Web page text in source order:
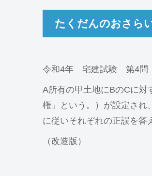
たくだんのおさら
令和4年 宅建試験 第4問
A所有の甲土地にBのCに対
権」という。）が設定され
に従いそれぞれの正誤を答
（改造版）